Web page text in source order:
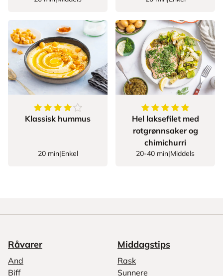
4.5av5 stjerner
Klassisk hummus
20 min|Enkel
5av5stjerner
Hel laksefilet med
rotgrønnsaker og
chimichurri
20-40 min|Middels
Råvarer
And
Biff
Middagstips
Rask
Sunnere